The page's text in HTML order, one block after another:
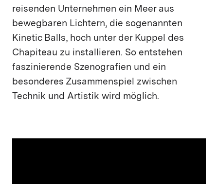
reisenden Unternehmen ein Meer aus
bewegbaren Lichtern, die sogenannten
Kinetic Balls, hoch unter der Kuppel des
Chapiteau zu installieren. So entstehen
faszinierende Szenografien und ein
besonderes Zusammenspiel zwischen
Technik und Artistik wird möglich.